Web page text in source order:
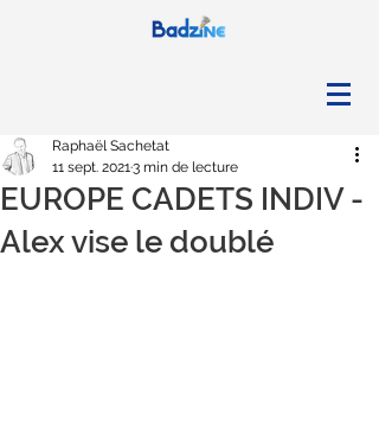
EUROPE CADETS INDIV -
Alex vise le doublé
Raphaël Sachetat
11 sept. 20213 min de lecture